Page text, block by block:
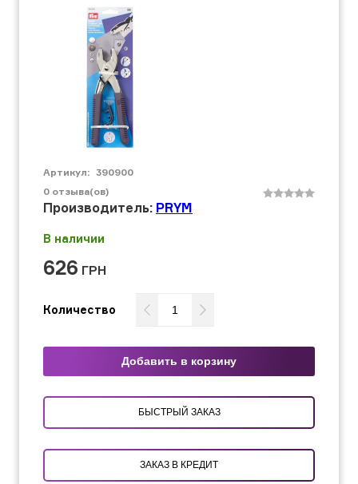
Артикул: 390900
0 отзыва(ов)
Производитель: PRYM
В наличии
626 ГРН
Количество
Добавить в корзину
БЫСТРЫЙ ЗАКАЗ
ЗАКАЗ В КРЕДИТ